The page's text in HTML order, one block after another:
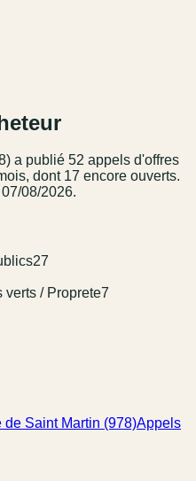
a publié 52 appel s d'offres
, dont 17 encore ouverts.
08/2026.
27
verts / Proprete7
Saint Martin (978)Appels